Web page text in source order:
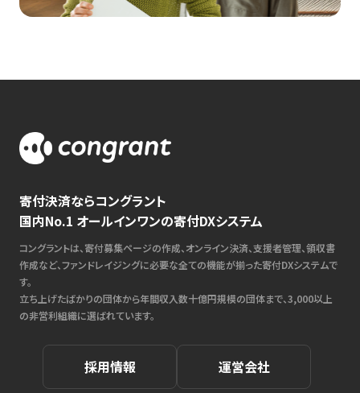
寄付決済ならコングラント
国内No.1 オールインワンの寄付DXシステム
コングラントは、寄付募集ページの作成、オンライン決済、支援者管理、領収書
作成など、ファンドレイジングに必要な全ての機能が揃った寄付DXシステムで
す。
立ち上げたばかりの団体から年間収入数十億円規模の団体まで、3,000以上
の非営利組織に選ばれています。
採用情報 運営会社